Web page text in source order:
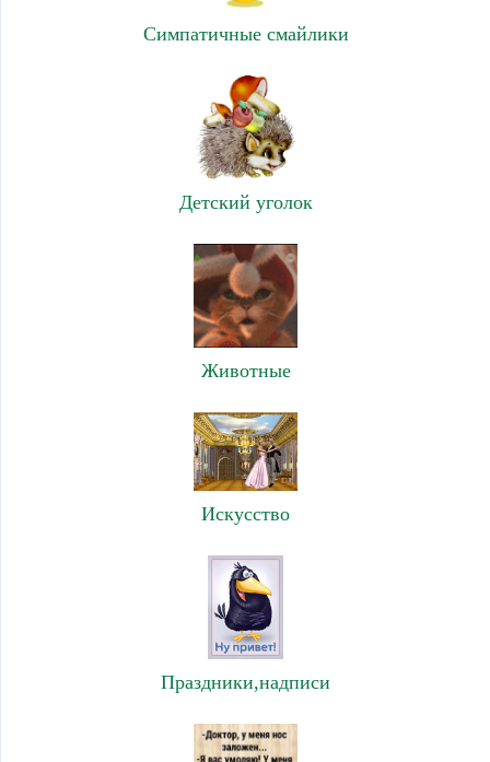
Симпатичные смайлики
Детский уголок
Животные
Искусство
Праздники,надписи